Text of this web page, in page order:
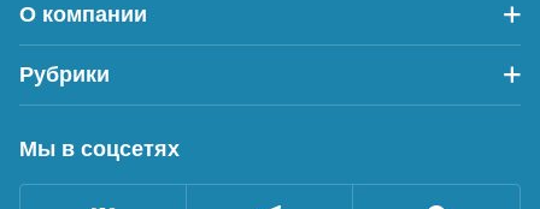
О компании
Рубрики
Мы в соцсетях